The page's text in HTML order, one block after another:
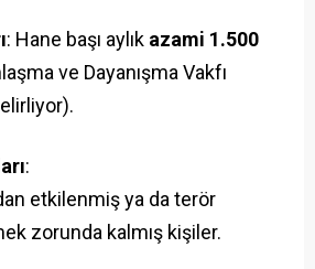
: Hane başı aylık azami 1.500
ve Dayanışma Vakfı
:
etkilenmiş ya da terör
zorunda kalmış kişiler.